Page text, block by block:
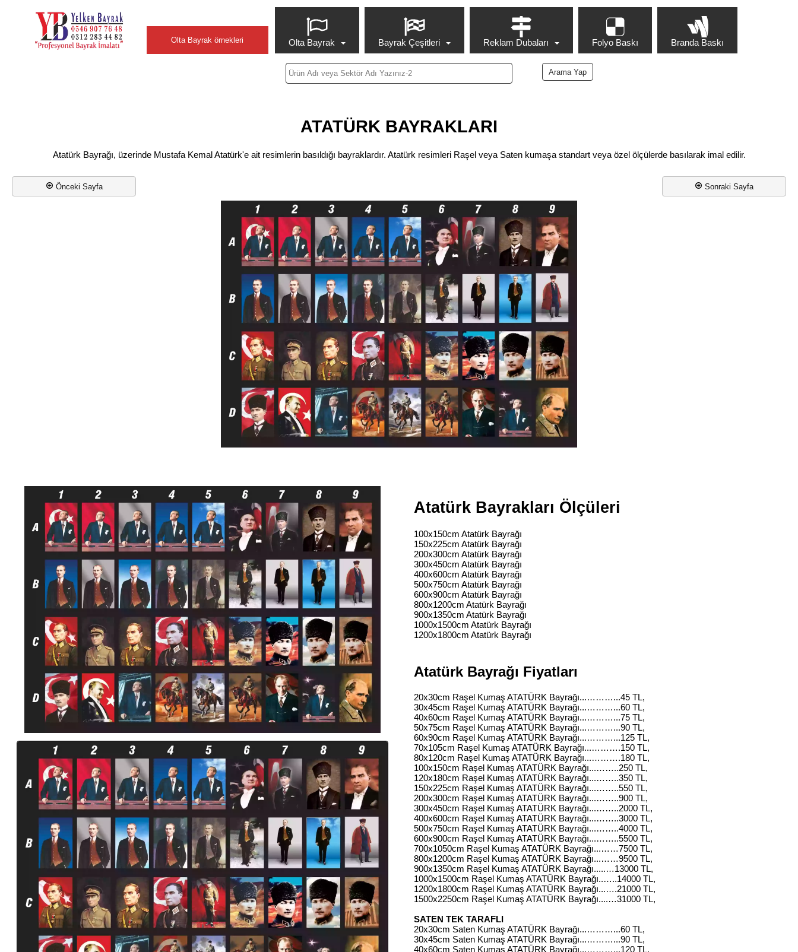
Olta Bayrak örnekleri Olta Bayrak Bayrak Çeşitleri Reklam Dubaları Folyo Baskı Branda Baskı
ATATÜRK BAYRAKLARI
Atatürk Bayrağı, üzerinde Mustafa Kemal Atatürk'e ait resimlerin basıldığı bayraklardır. Atatürk resimleri Raşel veya Saten kumaşa standart veya özel ölçülerde basılarak imal edilir.
Önceki Sayfa Sonraki Sayfa
Atatürk Bayrakları Ölçüleri
100x150cm Atatürk Bayrağı
150x225cm Atatürk Bayrağı
200x300cm Atatürk Bayrağı
300x450cm Atatürk Bayrağı
400x600cm Atatürk Bayrağı
500x750cm Atatürk Bayrağı
600x900cm Atatürk Bayrağı
800x1200cm Atatürk Bayrağı
900x1350cm Atatürk Bayrağı
1000x1500cm Atatürk Bayrağı
1200x1800cm Atatürk Bayrağı
Atatürk Bayrağı Fiyatları
20x30cm Raşel Kumaş ATATÜRK Bayrağı...………...45 TL,
30x45cm Raşel Kumaş ATATÜRK Bayrağı...………...60 TL,
40x60cm Raşel Kumaş ATATÜRK Bayrağı...………...75 TL,
50x75cm Raşel Kumaş ATATÜRK Bayrağı...………...90 TL,
60x90cm Raşel Kumaş ATATÜRK Bayrağı...………...125 TL,
70x105cm Raşel Kumaş ATATÜRK Bayrağı...……….150 TL,
80x120cm Raşel Kumaş ATATÜRK Bayrağı...……….180 TL,
100x150cm Raşel Kumaş ATATÜRK Bayrağı...……..250 TL,
120x180cm Raşel Kumaş ATATÜRK Bayrağı...……..350 TL,
150x225cm Raşel Kumaş ATATÜRK Bayrağı...……..550 TL,
200x300cm Raşel Kumaş ATATÜRK Bayrağı...……..900 TL,
300x450cm Raşel Kumaş ATATÜRK Bayrağı...……..2000 TL,
400x600cm Raşel Kumaş ATATÜRK Bayrağı...……..3000 TL,
500x750cm Raşel Kumaş ATATÜRK Bayrağı...……..4000 TL,
600x900cm Raşel Kumaş ATATÜRK Bayrağı...……..5500 TL,
700x1050cm Raşel Kumaş ATATÜRK Bayrağı...……7500 TL,
800x1200cm Raşel Kumaş ATATÜRK Bayrağı...……9500 TL,
900x1350cm Raşel Kumaş ATATÜRK Bayrağı.....…13000 TL,
1000x1500cm Raşel Kumaş ATATÜRK Bayrağı..…..14000 TL,
1200x1800cm Raşel Kumaş ATATÜRK Bayrağı...….21000 TL,
1500x2250cm Raşel Kumaş ATATÜRK Bayrağı....…31000 TL,
SATEN TEK TARAFLI
20x30cm Saten Kumaş ATATÜRK Bayrağı...………...60 TL,
30x45cm Saten Kumaş ATATÜRK Bayrağı...………...90 TL,
40x60cm Saten Kumaş ATATÜRK Bayrağı...………...120 TL,